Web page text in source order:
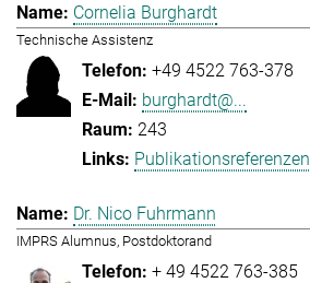
Cornelia Burghardt
Technische Assistenz
+49 4522 763-378
burghardt@...
243
Publikationsreferenzen
Dr. Nico Fuhrmann
IMPRS Alumnus, Postdoktorand
+ 49 4522 763-385